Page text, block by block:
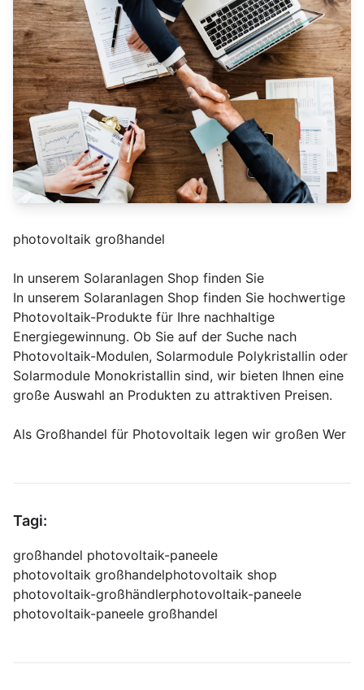
photovoltaik großhandel
In unserem Solaranlagen Shop finden Sie
In unserem Solaranlagen Shop finden Sie hochwertige
Photovoltaik-Produkte für Ihre nachhaltige
Energiegewinnung. Ob Sie auf der Suche nach
Photovoltaik-Modulen, Solarmodule Polykristallin oder
Solarmodule Monokristallin sind, wir bieten Ihnen eine
große Auswahl an Produkten zu attraktiven Preisen.
Als Großhandel für Photovoltaik legen wir großen Wer
Tagi:
großhandel photovoltaik-paneele
photovoltaik großhandelphotovoltaik shop
photovoltaik-großhändlerphotovoltaik-paneele
photovoltaik-paneele großhandel